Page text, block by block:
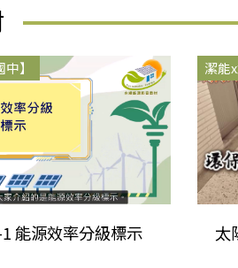
】
能源效率分級標示
潔能
太